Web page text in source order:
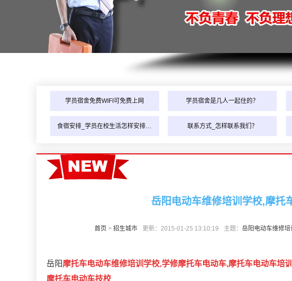
学员宿舍免费WIFI可免费上网 学员宿舍是几人一起住的？
食宿安排_学员在校生活怎样安排… 联系方式_怎样联系我们？
岳阳电动车维修培训学校,摩托
首页 > 招生城市 更新：2015-01-25 13:10:19 主题： 岳阳电动车维修
岳阳摩托车电动车维修培训学校,学修摩托车电动车,摩托车电动车培
摩托车电动车技校